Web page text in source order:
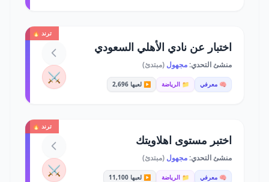
ترند 🔥
اختبار عن نادي الأهلي السعودي
منشئ التحدي:مجهول (مبتدئ)
🧠 معرفي 📁 الرياضة ▶️ لعبها 2,696 ⚔️
ترند 🔥
اختبر مستوى اهلاويتك
منشئ التحدي:مجهول (مبتدئ)
🧠 معرفي 📁 الرياضة ▶️ لعبها 11,100 ⚔️